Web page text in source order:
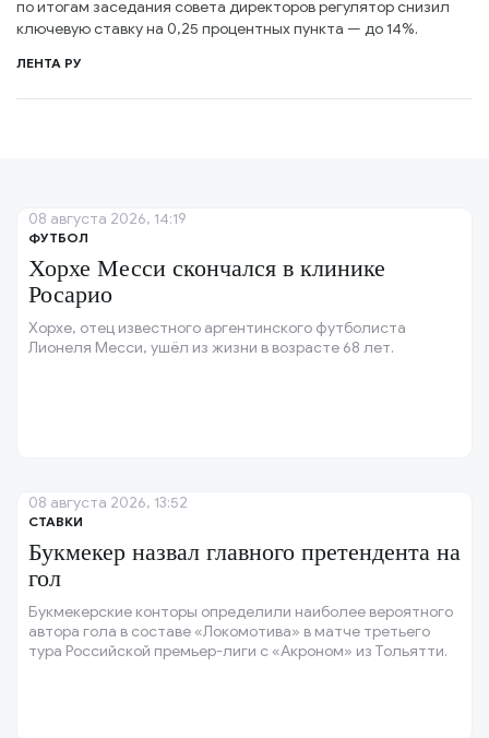
по итогам заседания совета директоров регулятор снизил
ключевую ставку на 0,25 процентных пункта — до 14%.
ЛЕНТА РУ
ФУТБОЛ
Хорхе Месси скончался в клинике
Росарио
Хорхе, отец известного аргентинского футболиста
Лионеля Месси, ушёл из жизни в возрасте 68 лет.
08 августа 2026, 14:19
СТАВКИ
Букмекер назвал главного претендента на
гол
Букмекерские конторы определили наиболее вероятного
автора гола в составе «Локомотива» в матче третьего
тура Российской премьер-лиги с «Акроном» из Тольятти.
08 августа 2026, 13:52